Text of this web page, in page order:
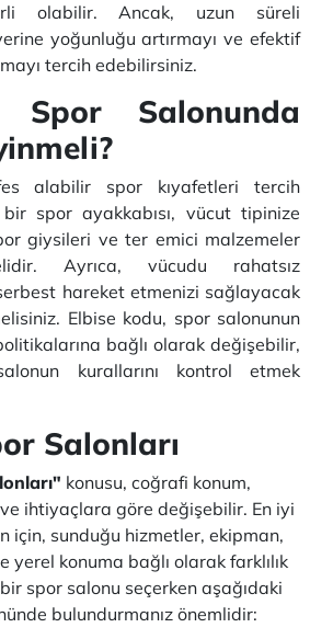
olabilir. Ancak, uzun süreli
yoğunluğu artırmayı ve efektif
tercih edebilirsiniz.
Spor Salonunda
alabilir spor kıyafetleri tercih
spor ayakkabısı, vücut tipinize
giysileri ve ter emici malzemeler
Ayrıca, vücudu rahatsız
hareket etmenizi sağlayacak
Elbise kodu, spor salonunun
bağlı olarak değişebilir,
kurallarını kontrol etmek
Salonları
konusu, coğrafi konum,
ihtiyaçlara göre değişebilir. En iyi
için, sunduğu hizmetler, ekipman,
yerel konuma bağlı olarak farklılık
spor salonu seçerken aşağıdaki
bulundurmanız önemlidir: